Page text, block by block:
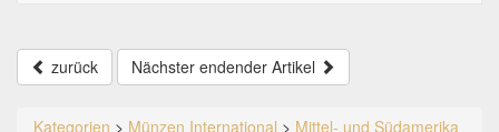
zurück Nächster endender Artikel
Kategorien > Münzen International > Mittel- und Südamerika